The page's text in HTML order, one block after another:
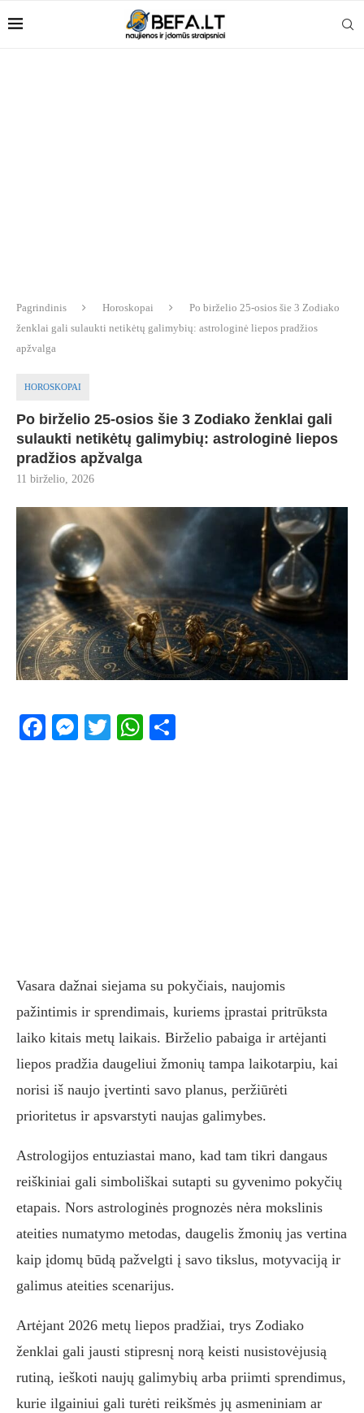
Pagrindinis Horoskopai
Po birželio 25-osios šie 3 Zodiako
ženklai gali sulaukti netikėtų galimybių: astrologinė liepos pradžios
apžvalga
HOROSKOPAI
Po birželio 25-osios šie 3 Zodiako ženklai gali
sulaukti netikėtų galimybių: astrologinė liepos
pradžios apžvalga
11 birželio, 2026
Facebook
Messenger
TwitterWhatsApp
Vasara dažnai siejama su pokyčiais, naujomis
pažintimis ir sprendimais, kuriems įprastai pritrūksta
laiko kitais metų laikais. Birželio pabaiga ir artėjanti
liepos pradžia daugeliui žmonių tampa laikotarpiu, kai
norisi iš naujo įvertinti savo planus, peržiūrėti
prioritetus ir apsvarstyti naujas galimybes.
Astrologijos entuziastai mano, kad tam tikri dangaus
reiškiniai gali simboliškai sutapti su gyvenimo pokyčių
etapais. Nors astrologinės prognozės nėra mokslinis
ateities numatymo metodas, daugelis žmonių jas vertina
kaip įdomų būdą pažvelgti į savo tikslus, motyvaciją ir
galimus ateities scenarijus.
Artėjant 2026 metų liepos pradžiai, trys Zodiako
ženklai gali jausti stipresnį norą keisti nusistovėjusią
rutiną, ieškoti naujų galimybių arba priimti sprendimus,
kurie ilgainiui gali turėti reikšmės jų asmeniniam ar